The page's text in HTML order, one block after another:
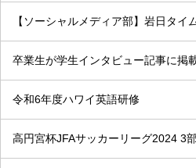
【ソーシャルメディア部】岩日タ
卒業生が学生インタビュー記事に掲
令和6年度ハワイ英語研修
高円宮杯JFAサッカーリーグ2024 3